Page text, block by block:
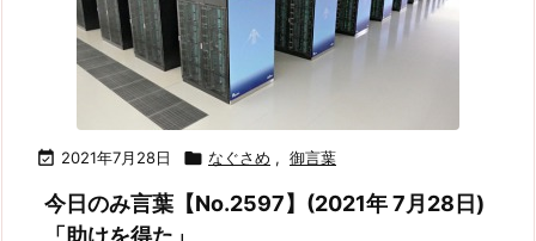
 2021年7月28日  なぐさめ , 御言葉
今日のみ言葉【No.2597】(2021年 7月28日)
「助けを得た」